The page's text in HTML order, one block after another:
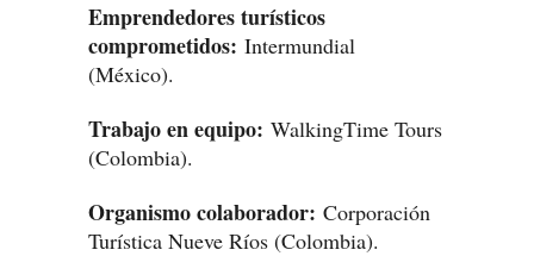
Emprendedores turísticos
comprometidos: Intermundial
(México).
Trabajo en equipo: WalkingTime Tours
(Colombia).
Organismo colaborador: Corporación
Turística Nueve Ríos (Colombia).